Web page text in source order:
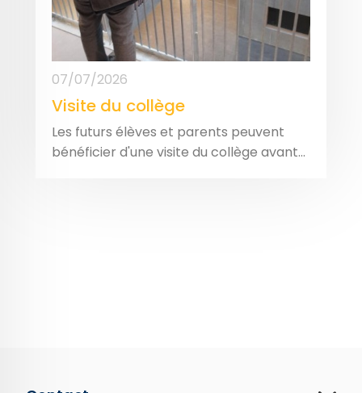
07/07/2026
Visite du collège
Les futurs élèves et parents peuvent
bénéficier d'une visite du collège avant...